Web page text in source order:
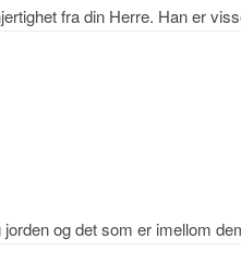
fra din Herre. Han er
og det som er imellom